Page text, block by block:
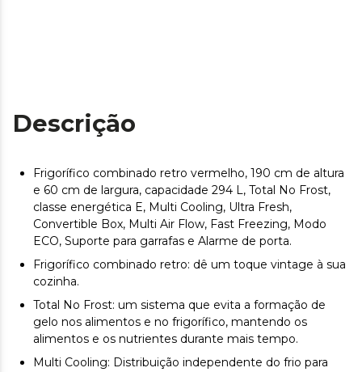
Descrição
Frigorífico combinado retro vermelho, 190 cm de altura
e 60 cm de largura, capacidade 294 L, Total No Frost,
classe energética E, Multi Cooling, Ultra Fresh,
Convertible Box, Multi Air Flow, Fast Freezing, Modo
ECO, Suporte para garrafas e Alarme de porta.
Frigorífico combinado retro: dê um toque vintage à sua
cozinha.
Total No Frost: um sistema que evita a formação de
gelo nos alimentos e no frigorífico, mantendo os
alimentos e os nutrientes durante mais tempo.
Multi Cooling: Distribuição independente do frio para